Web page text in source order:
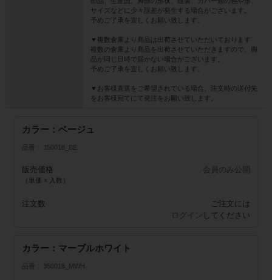
サイズなどに少々誤差が発生する場合がございます。
予めご了承を宜しくお願い致します。
▼複数倉庫より商品は出荷させていただいております
複数の倉庫より商品を出荷させていただきますので、商
品が同じ日時で届かない場合がございます。
予めご了承を宜しくお願い致します。
▼お客様直送をご希望されている場合、注文時の送付先
をお客様宛てにて発注をお願い致します。
カラー：ベージュ
品番 350018_BE
販売価格
（単価 × 入数）
会員のみ公開
注文数
ご注文には
ログイン してください
カラー：マーブルホワイト
品番 350018_MWH